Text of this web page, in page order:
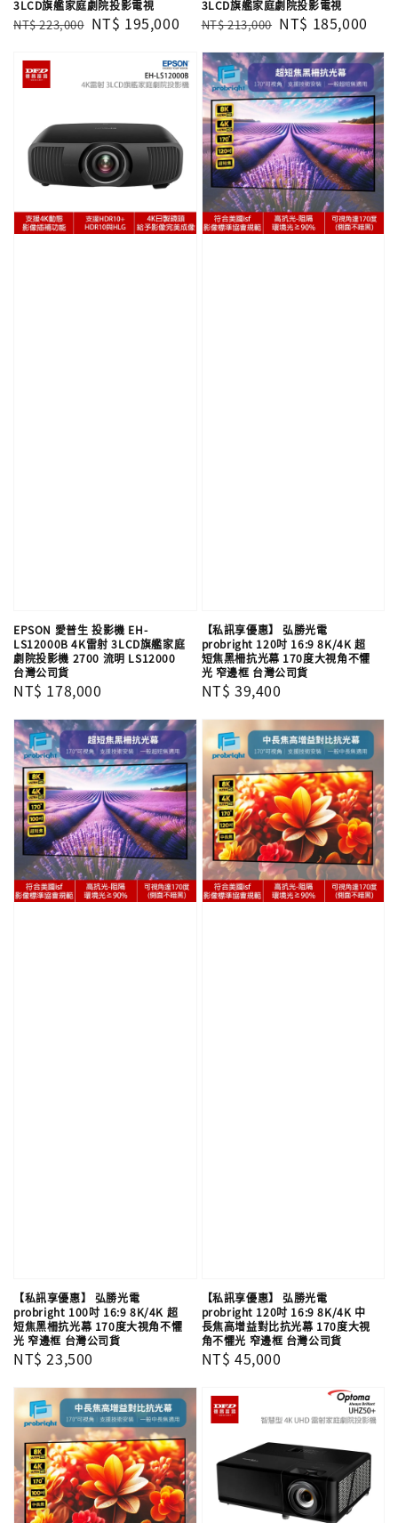
3LCD旗艦家庭劇院投影電視
Regular
NT$ 223,000 Sale
NT$ 195,000
3LCD旗艦家庭劇院投影電視
Regular
NT$ 213,000 Sale
NT$ 185,000
EPSON 愛普生 投影機 EH-
LS12000B​ 4K雷射 3LCD旗艦家庭
劇院投影機 2700 流明 LS12000​
台灣公司貨
Regular
NT$ 178,000
【私訊享優惠】 弘勝光電
probright 120吋 16:9 8K/4K 超
短焦黑柵抗光幕 170度大視角不懼
光 窄邊框 台灣公司貨
Regular
NT$ 39,400
【私訊享優惠】 弘勝光電
probright 100吋 16:9 8K/4K 超
短焦黑柵抗光幕 170度大視角不懼
光 窄邊框 台灣公司貨
Regular
NT$ 23,500
【私訊享優惠】 弘勝光電
probright 120吋 16:9 8K/4K 中
長焦高增益對比抗光幕 170度大視
角不懼光 窄邊框 台灣公司貨
Regular
NT$ 45,000